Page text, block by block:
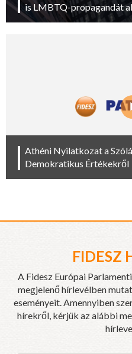
is LMBTQ-propagandát
Athéni Nyilatkozat a
Demokratikus Értékekről
FIDESZ
A Fidesz Európai
megjelenő hírlevélben
eseményeit. Amennyiben
hírekről, kérjük az alábbi